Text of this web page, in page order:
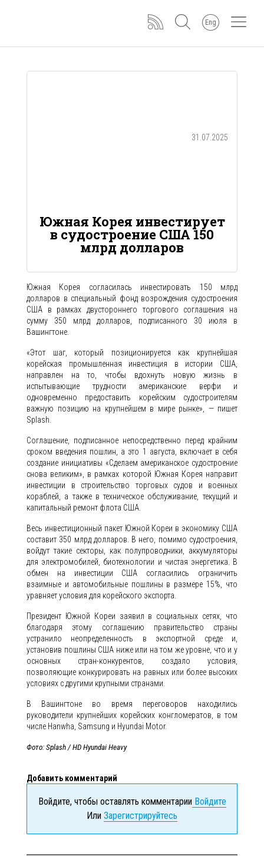
Eng
31.07.2025
Южная Корея инвестирует
в судостроение США 150
млрд долларов
Южная Корея согласилась инвестировать 150 млрд
долларов в специальный фонд возрождения судостроения
США в рамках двустороннего торгового соглашения на
сумму 350 млрд долларов, подписанного 30 июля в
Вашингтоне.
«Этот шаг, который позиционируется как крупнейшая
корейская промышленная инвестиция в истории США,
направлен на то, чтобы вдохнуть новую жизнь в
испытывающие трудности американские верфи и
одновременно предоставить корейским судостроителям
важную позицию на крупнейшем в мире рынке», — пишет
Splash.
Соглашение, подписанное непосредственно перед крайним
сроком введения пошлин, а это 1 августа, включает в себя
создание инициативы «Сделаем американское судостроение
снова великим», в рамках которой Южная Корея направит
инвестиции в строительство торговых судов и военных
кораблей, а также в техническое обслуживание, текущий и
капитальный ремонт флота США.
Весь инвестиционный пакет Южной Кореи в экономику США
составит 350 млрд долларов. В него, помимо судостроения,
войдут такие секторы, как полупроводники, аккумуляторы
для электромобилей, биотехнологии и чистая энергетика. В
обмен на инвестиции США согласились ограничить
взаимные и автомобильные пошлины в размере 15%, что
уравняет условия для корейского экспорта.
Президент Южной Кореи заявил в социальных сетях, что
благодаря этому соглашению правительство страны
устранило неопределенность в экспортной среде и,
установив пошлины США ниже или на том же уровне, что и у
основных стран-конкурентов, создало условия,
позволяющие конкурировать на равных или более высоких
условиях с другими крупными странами.
В Вашингтоне во время переговоров находились
руководители крупнейших корейских конгломератов, в том
числе Hanwha, Samsung и Hyundai Motor.
Фото: Splash / HD Hyundai Heavy
Добавить комментарий
Войдите, чтобы оставлять комментарииВойдите
Или Зарегистрируйтесь